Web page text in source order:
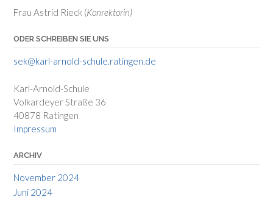
Frau Astrid Rieck (Konrektorin)
ODER SCHREIBEN SIE UNS
sek@karl-arnold-schule.ratingen.de
Karl-Arnold-Schule
Volkardeyer Straße 36
40878 Ratingen
Impressum
ARCHIV
November 2024
Juni 2024